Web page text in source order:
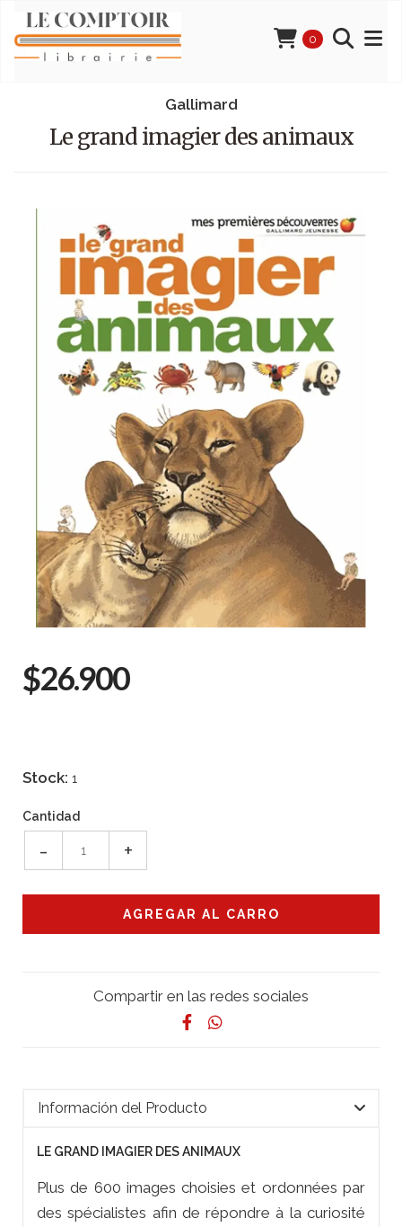
0
Gallimard
Le grand imagier des animaux
$26.900
Stock: 1
Cantidad
- +
Compartir en las redes sociales
Información del Producto
LE GRAND IMAGIER DES ANIMAUX
Plus de 600 images choisies et ordonnées par
des spécialistes afin de répondre à la curiosité